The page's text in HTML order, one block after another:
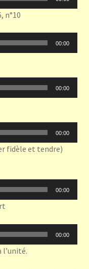
n°10
00:00
00:00
00:00
fidèle et tendre)
00:00
00:00